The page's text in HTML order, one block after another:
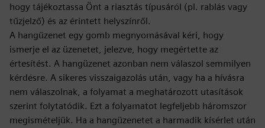
hogy tájékoztassa Önt a riasztás típusáról (pl. rablás vagy
tűzjelző) és az érintett helyszínről.
A hangüzenet egy gomb megnyomásával kéri, hogy
ismerje el az üzenetet, jelezve, hogy megértette az
értesítést. A hangüzenet azonban nem válaszol semmilyen
kérdésre. A sikeres visszaigazolás után, vagy ha a hívásra
nem válaszolnak, a folyamat a meghatározott utasítások
szerint folytatódik. Ezt a folyamatot legfeljebb háromszor
megismételjük. Ha a hangüzenetet a harmadik kísérlet után